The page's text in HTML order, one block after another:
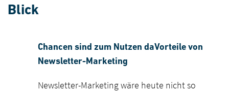
Blick
Chancen sind zum Nutzen daVorteile von
Newsletter-Marketing
Newsletter-Marketing wäre heute nicht so